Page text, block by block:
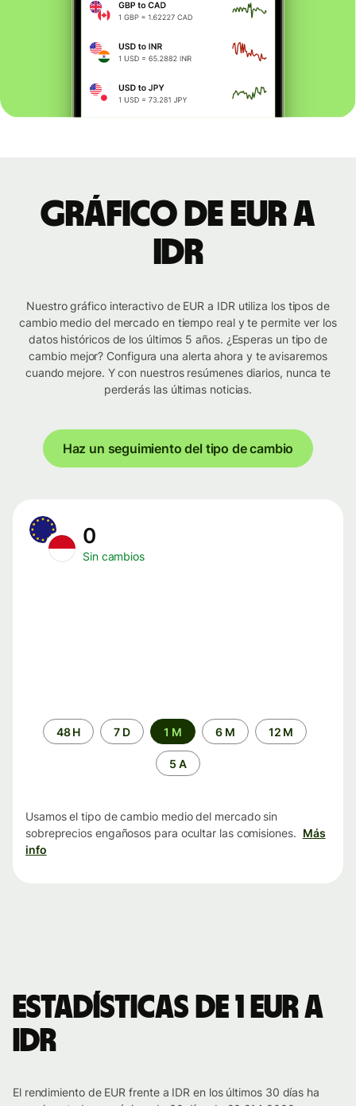
Gráfico de EUR a
IDR
Nuestro gráfico interactivo de EUR a IDR utiliza los tipos de
cambio medio del mercado en tiempo real y te permite ver los
datos históricos de los últimos 5 años. ¿Esperas un tipo de
cambio mejor? Configura una alerta ahora y te avisaremos
cuando mejore. Y con nuestros resúmenes diarios, nunca te
perderás las últimas noticias.
Haz un seguimiento del tipo de cambio
0
Sin cambios
Periodo48 H 7 D 1 M 6 M 12 M
5 A
Usamos el tipo de cambio medio del mercado sin
sobreprecios engañosos para ocultar las comisiones. Más
info
Estadísticas de 1 EUR a
IDR
El rendimiento de EUR frente a IDR en los últimos 30 días ha